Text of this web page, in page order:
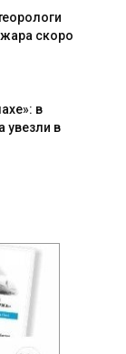
скоро
в
увезли в